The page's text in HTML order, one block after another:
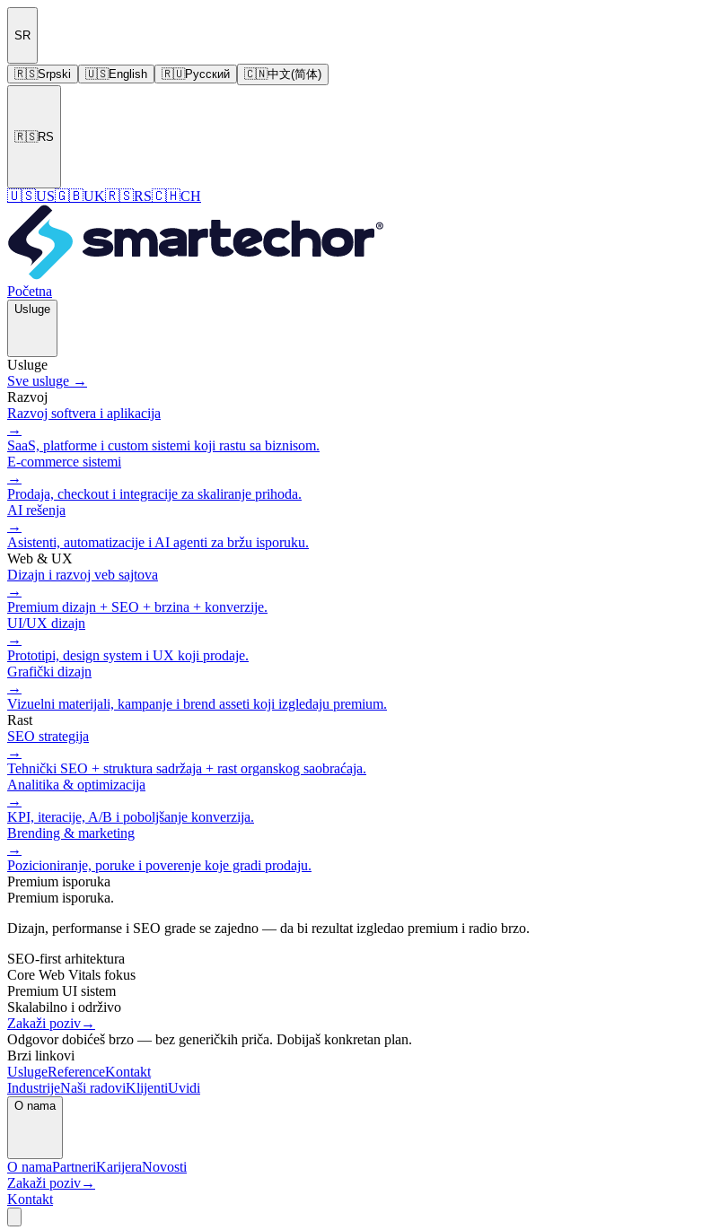
SR
🇷🇸Srpski 🇺🇸English 🇷🇺Русский 🇨🇳中文(简体)
🇷🇸RS
🇺🇸US🇬🇧UK🇷🇸RS🇨🇭CH
Početna
Usluge
Usluge
Sve usluge →
Razvoj
Razvoj softvera i aplikacija
→
SaaS, platforme i custom sistemi koji rastu sa biznisom.
E-commerce sistemi
→
Prodaja, checkout i integracije za skaliranje prihoda.
AI rešenja
→
Asistenti, automatizacije i AI agenti za bržu isporuku.
Web & UX
Dizajn i razvoj veb sajtova
→
Premium dizajn + SEO + brzina + konverzije.
UI/UX dizajn
→
Prototipi, design system i UX koji prodaje.
Grafički dizajn
→
Vizuelni materijali, kampanje i brend asseti koji izgledaju premium.
Rast
SEO strategija
→
Tehnički SEO + struktura sadržaja + rast organskog saobraćaja.
Analitika & optimizacija
→
KPI, iteracije, A/B i poboljšanje konverzija.
Brending & marketing
→
Pozicioniranje, poruke i poverenje koje gradi prodaju.
Premium isporuka
Premium isporuka.
Dizajn, performanse i SEO grade se zajedno — da bi rezultat izgledao premium i radio brzo.
SEO-first arhitektura
Core Web Vitals fokus
Premium UI sistem
Skalabilno i održivo
Zakaži poziv→
Odgovor dobićeš brzo — bez generičkih priča. Dobijaš konkretan plan.
Brzi linkovi
UslugeReferenceKontakt
IndustrijeNaši radoviKlijentiUvidi
O nama
O namaPartneriKarijeraNovosti
Zakaži poziv→
Kontakt